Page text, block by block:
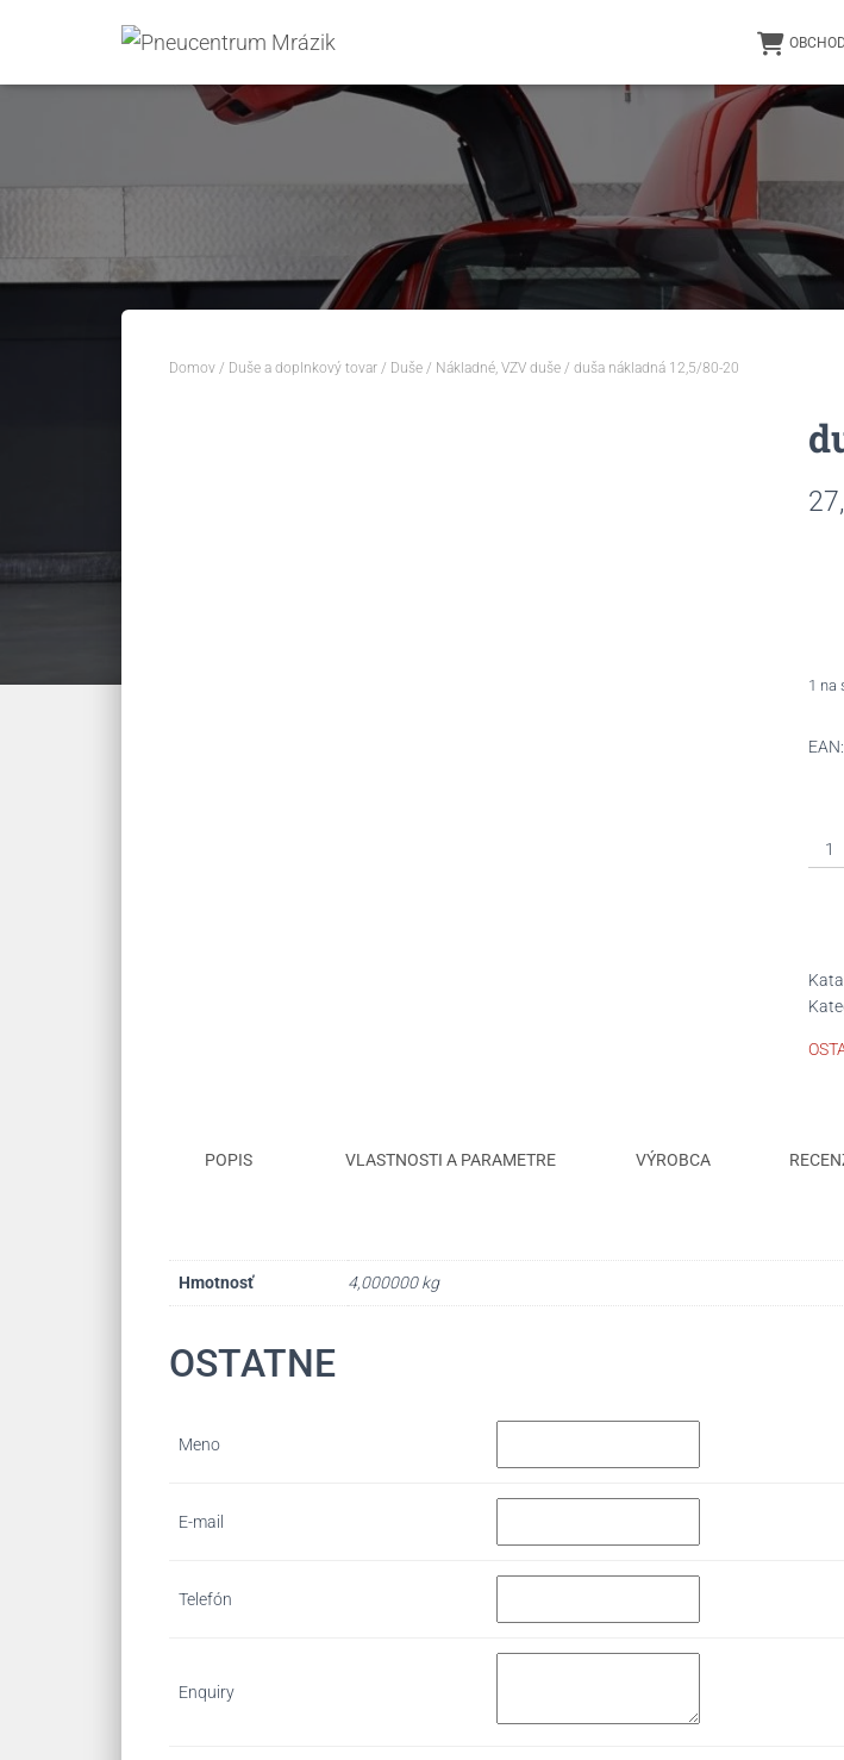
Domov / Duše a doplnkový tovar / Duše / Nákladné, VZV duše / duša nákladná 12,5/80-20
1 na
EAN:
duša
POPIS VLASTNOSTI A PARAMETRE VÝROBCA
Hmotnosť 4,000000 kg
OSTATNE
Meno
E-mail
Telefón
Enquiry